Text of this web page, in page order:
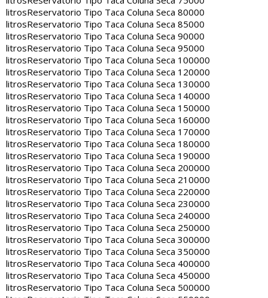
litrosReservatorio Tipo Taca Coluna Seca 80000
litrosReservatorio Tipo Taca Coluna Seca 85000
litrosReservatorio Tipo Taca Coluna Seca 90000
litrosReservatorio Tipo Taca Coluna Seca 95000
litrosReservatorio Tipo Taca Coluna Seca 100000
litrosReservatorio Tipo Taca Coluna Seca 120000
litrosReservatorio Tipo Taca Coluna Seca 130000
litrosReservatorio Tipo Taca Coluna Seca 140000
litrosReservatorio Tipo Taca Coluna Seca 150000
litrosReservatorio Tipo Taca Coluna Seca 160000
litrosReservatorio Tipo Taca Coluna Seca 170000
litrosReservatorio Tipo Taca Coluna Seca 180000
litrosReservatorio Tipo Taca Coluna Seca 190000
litrosReservatorio Tipo Taca Coluna Seca 200000
litrosReservatorio Tipo Taca Coluna Seca 210000
litrosReservatorio Tipo Taca Coluna Seca 220000
litrosReservatorio Tipo Taca Coluna Seca 230000
litrosReservatorio Tipo Taca Coluna Seca 240000
litrosReservatorio Tipo Taca Coluna Seca 250000
litrosReservatorio Tipo Taca Coluna Seca 300000
litrosReservatorio Tipo Taca Coluna Seca 350000
litrosReservatorio Tipo Taca Coluna Seca 400000
litrosReservatorio Tipo Taca Coluna Seca 450000
litrosReservatorio Tipo Taca Coluna Seca 500000